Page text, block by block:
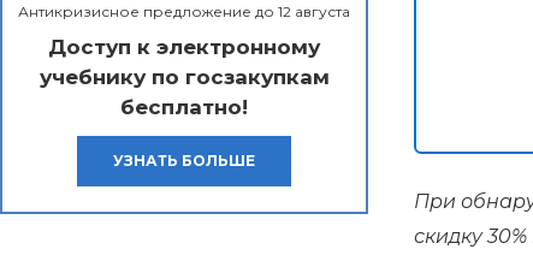
Антикризисное предложение до 12 августа
Доступ к электронному
учебнику по госзакупкам
бесплатно!
УЗНАТЬ БОЛЬШЕ
При
скидку